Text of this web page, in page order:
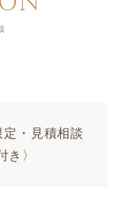
定・見積相談
き〉